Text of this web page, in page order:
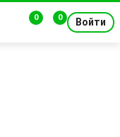
0 0 Войти